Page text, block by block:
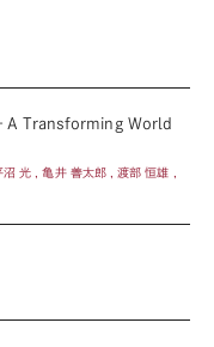
A Transforming World
光 , 亀井 善太郎 , 渡部 恒雄 ,